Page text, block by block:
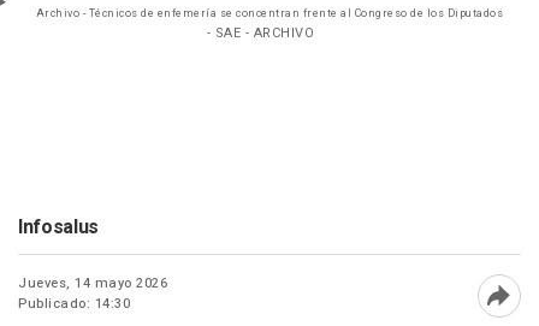
Archivo - Técnicos de enfemería se concentran frente al Congreso de los Diputados
- SAE - ARCHIVO
Infosalus
Jueves, 14 mayo 2026
Publicado: 14:30